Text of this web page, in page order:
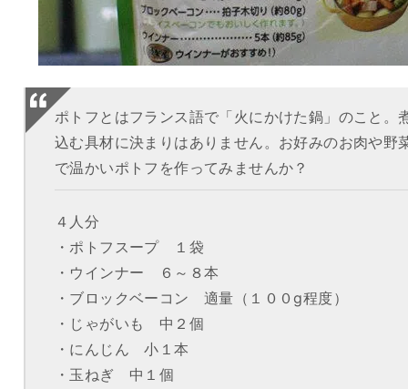
ポトフとはフランス語で「火にかけた鍋」のこと。
込む具材に決まりはありません。お好みのお肉や野
で温かいポトフを作ってみませんか？
４人分
・ポトフスープ １袋
・ウインナー ６～８本
・ブロックベーコン 適量（１００g程度）
・じゃがいも 中２個
・にんじん 小１本
・玉ねぎ 中１個